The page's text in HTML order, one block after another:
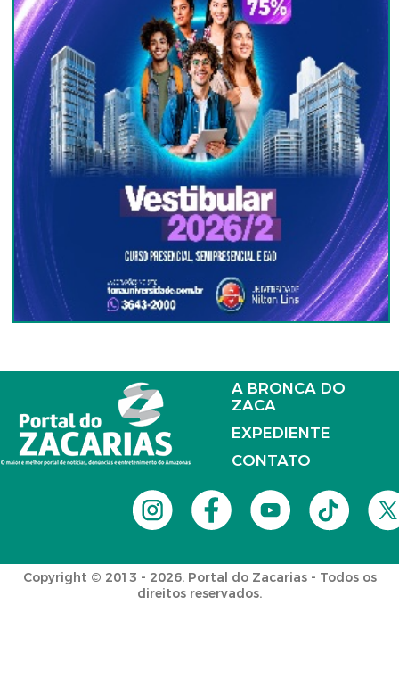
A BRONCA DO
ZACA
EXPEDIENTE
CONTATO
Copyright © 2013 - 2026. Portal do Zacarias - Todos os
direitos reservados.